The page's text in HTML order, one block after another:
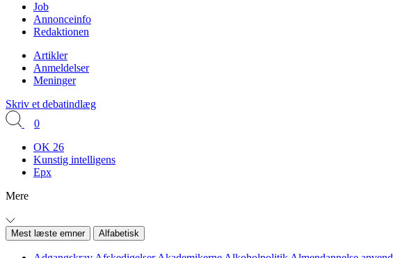
Job
Annonceinfo
Redaktionen
Artikler
Anmeldelser
Meninger
Skriv et debatindlæg
0
OK 26
Kunstig intelligens
Epx
Mere
Mest læste emner Alfabetisk